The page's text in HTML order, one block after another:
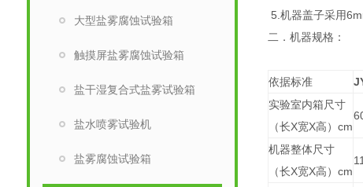
大型盐雾腐蚀试验箱
触摸屏盐雾腐蚀试验箱
盐干湿复合式盐雾试验箱
盐水喷雾试验机
盐雾腐蚀试验箱
5.机器盖子采用
二．机器规格：
依据标准
实验室内箱尺寸
（长X宽X高）cm
机器整体尺寸
（长X宽X高）cm